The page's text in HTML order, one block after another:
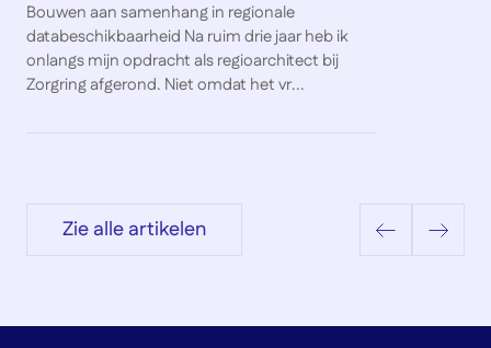
Bouwen aan samenhang in regionale
databeschikbaarheid Na ruim drie jaar heb ik
onlangs mijn opdracht als regioarchitect bij
Zorgring afgerond. Niet omdat het vr...
Zie alle artikelen